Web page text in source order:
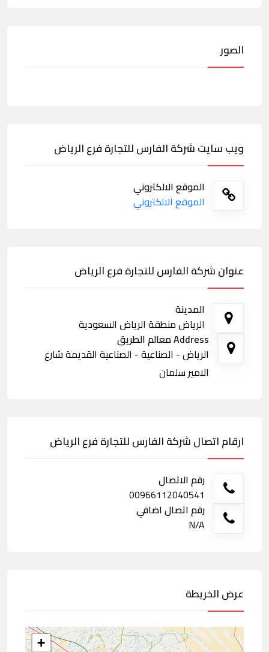
الصور
ويب سايت شركة الفارس للتجارة فرع الرياض
الموقع الالكتروني
الموقع الالكتروني
عنوان شركة الفارس للتجارة فرع الرياض
المدينة
الرياض منطقة الرياض السعودية
Address معالم الطريق
الرياض - الصناعية - الصناعية القديمة شارع
الامير سلمان
ارقام اتصال شركة الفارس للتجارة فرع الرياض
رقم الاتصال
00966112040541
رقم اتصال اضافي
N/A
عرض الخريطة
+